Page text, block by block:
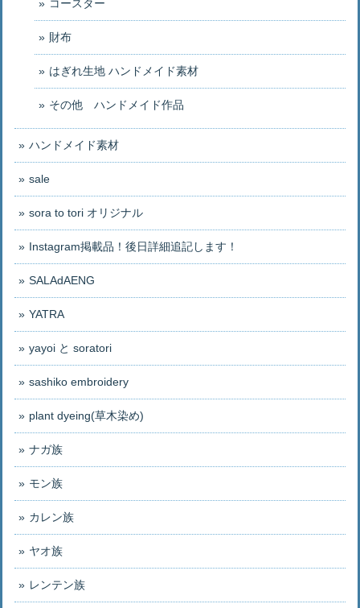
コースター
財布
はぎれ生地 ハンドメイド素材
その他 ハンドメイド作品
ハンドメイド素材
sale
sora to tori オリジナル
Instagram掲載品！後日詳細追記します！
SALAdAENG
YATRA
yayoi と soratori
sashiko embroidery
plant dyeing(草木染め)
ナガ族
モン族
カレン族
ヤオ族
レンテン族